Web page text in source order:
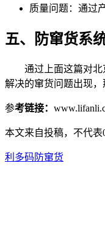
质量问题：通过
五、防窜货系
通过上面这篇对北
解决的窜货问题出现
参考链接：
本文来自投稿，不代表
利多码 防窜货